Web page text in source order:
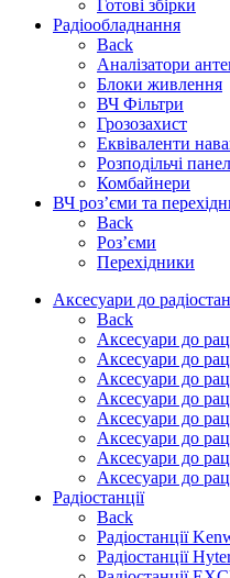
Готові збірки
Радіообладнання
Back
Аналізатори
Блоки живлення
ВЧ Фільтри
Грозозахист
Еквіваленти
Розподільчі
Комбайнери
ВЧ роз’єми та
Back
Роз’єми
Перехідники
Аксесуари до
Back
Аксесуари до
Аксесуари до
Аксесуари до
Аксесуари до
Аксесуари до
Аксесуари до
Аксесуари до
Аксесуари до
Радіостанції
Back
Радіостанції
Радіостанції